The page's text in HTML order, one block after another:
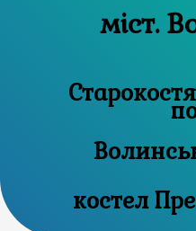
міст.
костел